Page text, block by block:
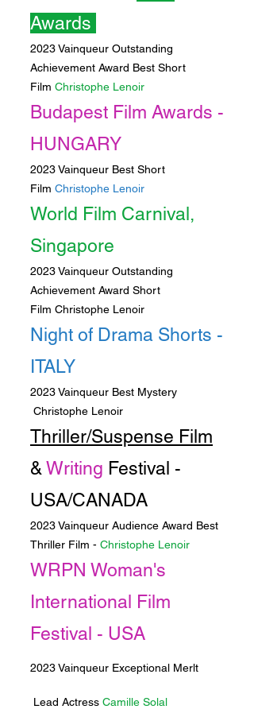
Awards
2023 Vainqueur Outstanding
Achievement Award Best Short
Film Christophe Lenoir
Budapest Film Awards -
HUNGARY
2023 Vainqueur Best Short
Film Christophe Lenoir
World Film Carnival,
Singapore
2023 Vainqueur Outstanding
Achievement Award Short
Film Christophe Lenoir
Night of Drama Shorts -
ITALY
2023 Vainqueur Best Mystery
Christophe Lenoir
Thriller/Suspense Film
& Writing Festival -
USA/CANADA
2023 Vainqueur Audience Award Best
Thriller Film - Christophe Lenoir
WRPN Woman's
International Film
Festival - USA
2023 Vainqueur Exceptional Merlt
Lead Actress Camille Solal